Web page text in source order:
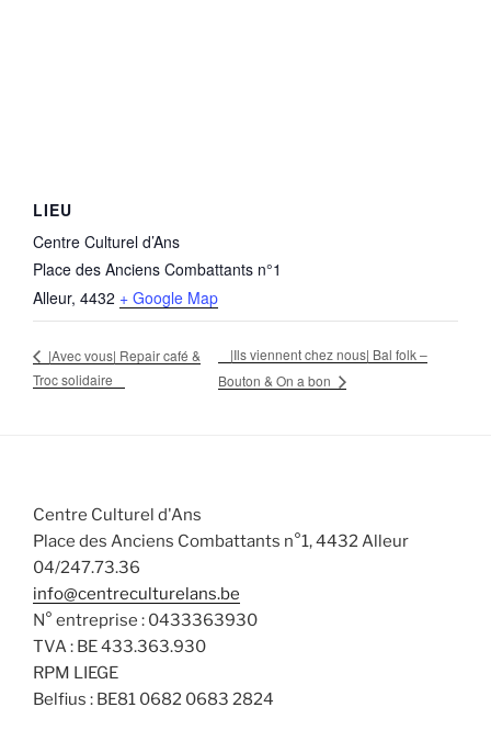
LIEU
Centre Culturel d’Ans
Place des Anciens Combattants n°1
Alleur, 4432 + Google Map
|Avec vous| Repair café &
Troc solidaire
|Ils viennent chez nous| Bal folk –
Bouton & On a bon
Centre Culturel d'Ans
Place des Anciens Combattants n°1, 4432 Alleur
04/247.73.36
info@centreculturelans.be
N° entreprise : 0433363930
TVA : BE 433.363.930
RPM LIEGE
Belfius : BE81 0682 0683 2824